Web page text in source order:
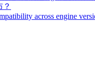
across engine